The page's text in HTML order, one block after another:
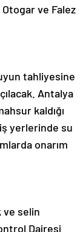
Otogar ve Falez
tahliyesine
Antalya
kaldığı
yerlerinde su
onarım
ve selin
Dairesi